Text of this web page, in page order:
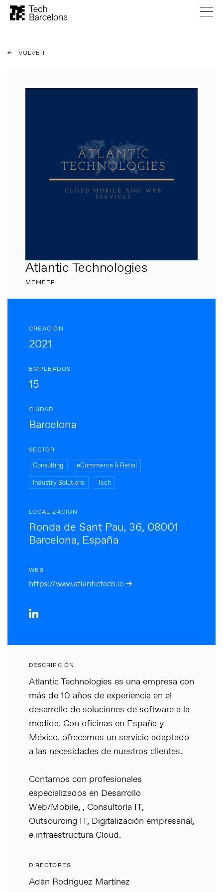
VOLVER
Atlantic Technologies
MEMBER
CREACIÓN
2021
EMPLEADOS
15
CIUDAD
Barcelona
SECTOR
Consulting eCommerce & Retail
Industry Solutions Tech
LOCALIZACIÓN
Ronda de Sant Pau, 36, 08001
Barcelona, España
WEB
https://www.atlantictech.io →
DESCRIPCIÓN
Atlantic Technologies es una empresa con
más de 10 años de experiencia en el
desarrollo de soluciones de software a la
medida. Con oficinas en España y
México, ofrecemos un servicio adaptado
a las necesidades de nuestros clientes.
Contamos con profesionales
especializados en Desarrollo
Web/Mobile, , Consultoría IT,
Outsourcing IT, Digitalización empresarial,
e infraestructura Cloud.
DIRECTORES
Adán Rodríguez Martínez